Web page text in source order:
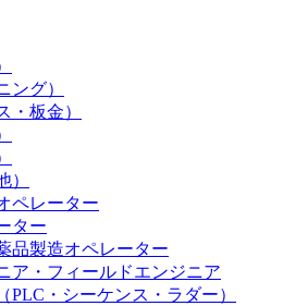
ング）
・板金）
）
ペレーター
ター
品製造オペレーター
ア・フィールドエンジニア
PLC・シーケンス・ラダー）